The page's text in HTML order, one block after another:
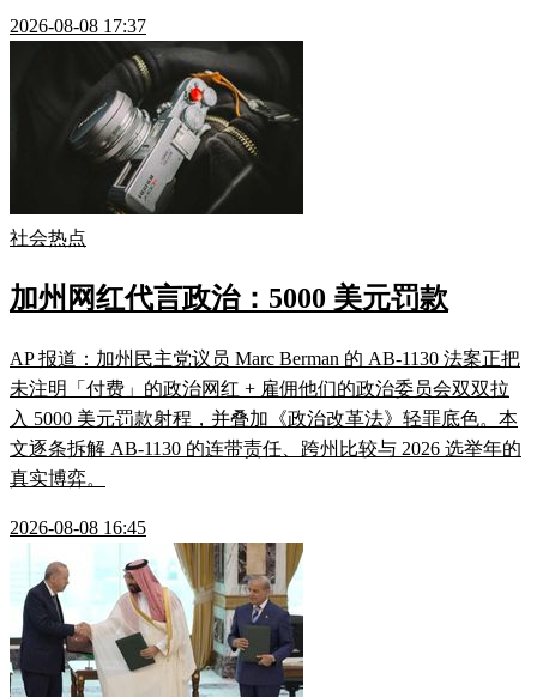
2026-08-08 17:37
社会热点
加州网红代言政治：5000 美元罚款
AP 报道：加州民主党议员 Marc Berman 的 AB-1130 法案正把
未注明「付费」的政治网红 + 雇佣他们的政治委员会双双拉
入 5000 美元罚款射程，并叠加《政治改革法》轻罪底色。本
文逐条拆解 AB-1130 的连带责任、跨州比较与 2026 选举年的
真实博弈。
2026-08-08 16:45